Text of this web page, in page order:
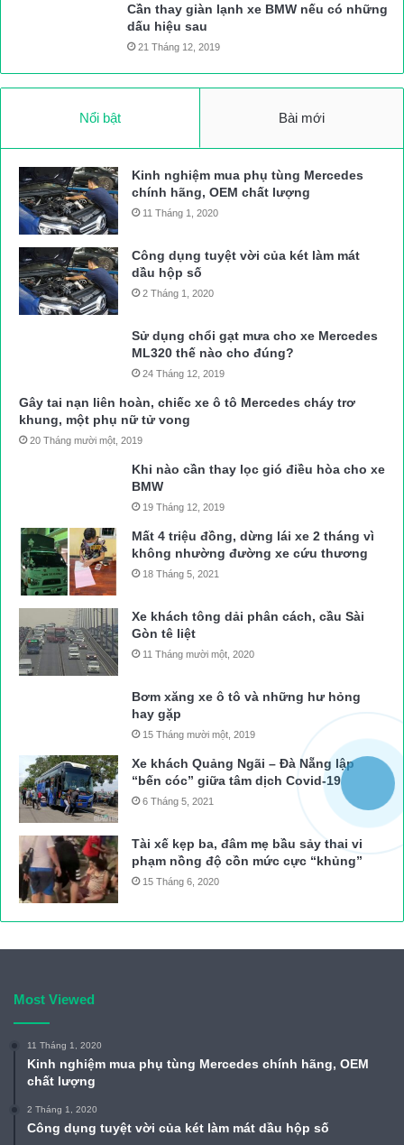
Cần thay giàn lạnh xe BMW nếu có những
dấu hiệu sau
21 Tháng 12, 2019
Nổi bật Bài mới
Kinh nghiệm mua phụ tùng Mercedes
chính hãng, OEM chất lượng
11 Tháng 1, 2020
Công dụng tuyệt vời của két làm mát
dầu hộp số
2 Tháng 1, 2020
Sử dụng chổi gạt mưa cho xe Mercedes
ML320 thế nào cho đúng?
24 Tháng 12, 2019
Gây tai nạn liên hoàn, chiếc xe ô tô Mercedes cháy trơ
khung, một phụ nữ tử vong
20 Tháng mười một, 2019
Khi nào cần thay lọc gió điều hòa cho xe
BMW
19 Tháng 12, 2019
Mất 4 triệu đồng, dừng lái xe 2 tháng vì
không nhường đường xe cứu thương
18 Tháng 5, 2021
Xe khách tông dải phân cách, cầu Sài
Gòn tê liệt
11 Tháng mười một, 2020
Bơm xăng xe ô tô và những hư hỏng
hay gặp
15 Tháng mười một, 2019
Xe khách Quảng Ngãi – Đà Nẵng lập
“bến cóc” giữa tâm dịch Covid-19
6 Tháng 5, 2021
Tài xế kẹp ba, đâm mẹ bầu sảy thai vi
phạm nồng độ cồn mức cực “khủng”
15 Tháng 6, 2020
Most Viewed
11 Tháng 1, 2020
Kinh nghiệm mua phụ tùng Mercedes chính hãng, OEM
chất lượng
2 Tháng 1, 2020
Công dụng tuyệt vời của két làm mát dầu hộp số